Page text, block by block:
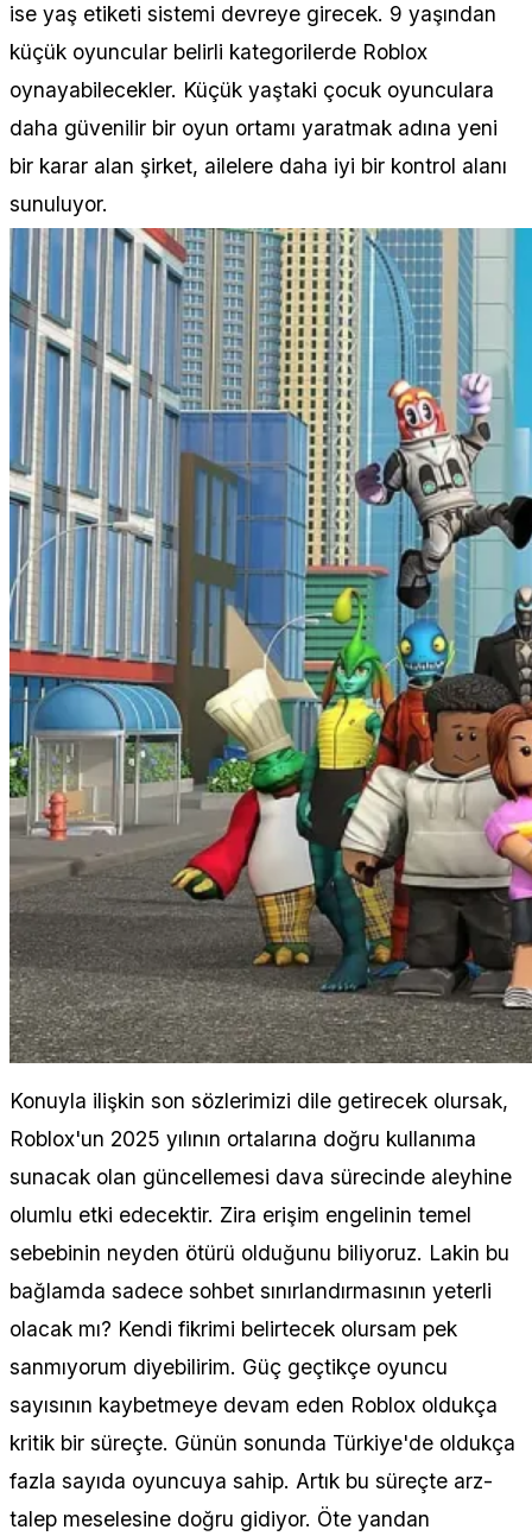
ise yaş etiketi sistemi devreye girecek. 9 yaşından
küçük oyuncular belirli kategorilerde Roblox
oynayabilecekler. Küçük yaştaki çocuk oyunculara
daha güvenilir bir oyun ortamı yaratmak adına yeni
bir karar alan şirket, ailelere daha iyi bir kontrol alanı
sunuluyor.
Konuyla ilişkin son sözlerimizi dile getirecek olursak,
Roblox'un 2025 yılının ortalarına doğru kullanıma
sunacak olan güncellemesi dava sürecinde aleyhine
olumlu etki edecektir. Zira erişim engelinin temel
sebebinin neyden ötürü olduğunu biliyoruz. Lakin bu
bağlamda sadece sohbet sınırlandırmasının yeterli
olacak mı? Kendi fikrimi belirtecek olursam pek
sanmıyorum diyebilirim. Güç geçtikçe oyuncu
sayısının kaybetmeye devam eden Roblox oldukça
kritik bir süreçte. Günün sonunda Türkiye'de oldukça
fazla sayıda oyuncuya sahip. Artık bu süreçte arz-
talep meselesine doğru gidiyor. Öte yandan